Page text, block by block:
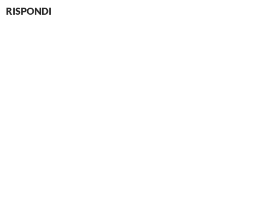
RISPONDI